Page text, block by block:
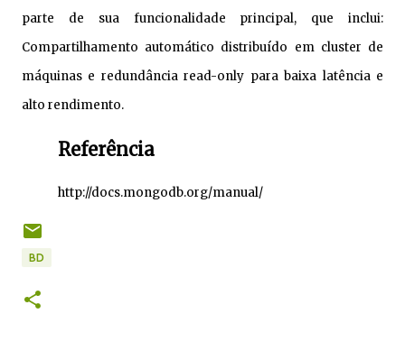
parte de sua funcionalidade principal, que inclui:
Compartilhamento automático distribuído em cluster de
máquinas e redundância read-only para baixa latência e
alto rendimento.
Referência
http://docs.mongodb.org/manual/
BD